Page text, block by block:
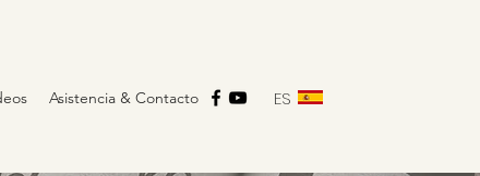
Asistencia & Contacto ES